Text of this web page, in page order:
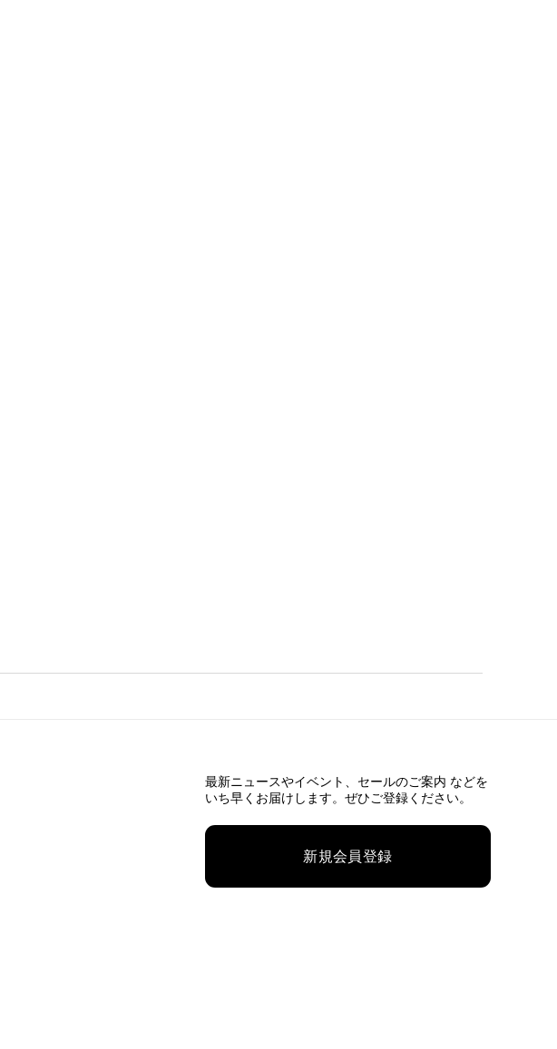
最新ニュースやイベント、 セールのご案内 などを
いち早くお届けします。ぜひご登録ください。
新規会員登録